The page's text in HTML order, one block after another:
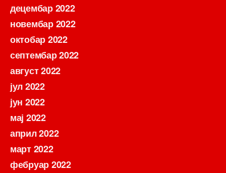
децембар 2022
новембар 2022
октобар 2022
септембар 2022
август 2022
јул 2022
јун 2022
мај 2022
април 2022
март 2022
фебруар 2022